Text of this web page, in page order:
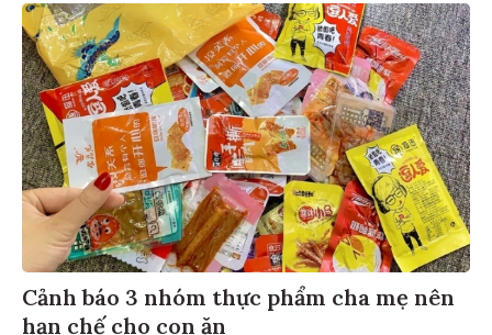
Cảnh báo 3 nhóm thực phẩm cha mẹ nên
hạn chế cho con ăn